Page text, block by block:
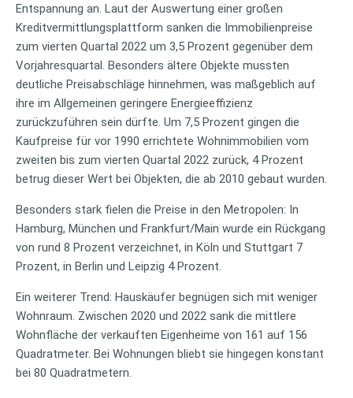
Entspannung an. Laut der Auswertung einer großen
Kreditvermittlungsplattform sanken die Immobilienpreise
zum vierten Quartal 2022 um 3,5 Prozent gegenüber dem
Vorjahresquartal. Besonders ältere Objekte mussten
deutliche Preisabschläge hinnehmen, was maßgeblich auf
ihre im Allgemeinen geringere Energieeffizienz
zurückzuführen sein dürfte. Um 7,5 Prozent gingen die
Kaufpreise für vor 1990 errichtete Wohnimmobilien vom
zweiten bis zum vierten Quartal 2022 zurück, 4 Prozent
betrug dieser Wert bei Objekten, die ab 2010 gebaut wurden.
Besonders stark fielen die Preise in den Metropolen: In
Hamburg, München und Frankfurt/Main wurde ein Rückgang
von rund 8 Prozent verzeichnet, in Köln und Stuttgart 7
Prozent, in Berlin und Leipzig 4 Prozent.
Ein weiterer Trend: Hauskäufer begnügen sich mit weniger
Wohnraum. Zwischen 2020 und 2022 sank die mittlere
Wohnfläche der verkauften Eigenheime von 161 auf 156
Quadratmeter. Bei Wohnungen bliebt sie hingegen konstant
bei 80 Quadratmetern.